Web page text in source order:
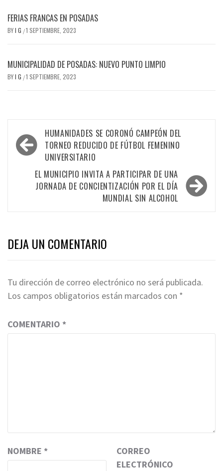
FERIAS FRANCAS EN POSADAS
BYI G /1 SEPTIEMBRE, 2023
MUNICIPALIDAD DE POSADAS: NUEVO PUNTO LIMPIO
BYI G /1 SEPTIEMBRE, 2023
Navegación
de
entradas
HUMANIDADES SE CORONÓ CAMPEÓN DEL
TORNEO REDUCIDO DE FÚTBOL FEMENINO
UNIVERSITARIO
EL MUNICIPIO INVITA A PARTICIPAR DE UNA
JORNADA DE CONCIENTIZACIÓN POR EL DÍA
MUNDIAL SIN ALCOHOL
DEJA UN COMENTARIO
Tu dirección de correo electrónico no será publicada.
Los campos obligatorios están marcados con *
COMENTARIO *
NOMBRE *
CORREO
ELECTRÓNICO